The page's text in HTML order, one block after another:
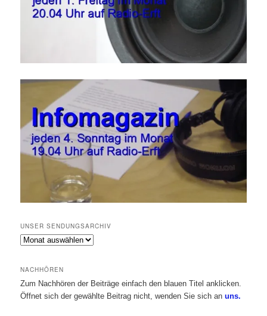
UNSER SENDUNGSARCHIV
Unser
NACHHÖREN
Zum Nachhören der Beiträge einfach den blauen Titel anklicken.
Öffnet sich der gewählte Beitrag nicht, wenden Sie sich anuns.